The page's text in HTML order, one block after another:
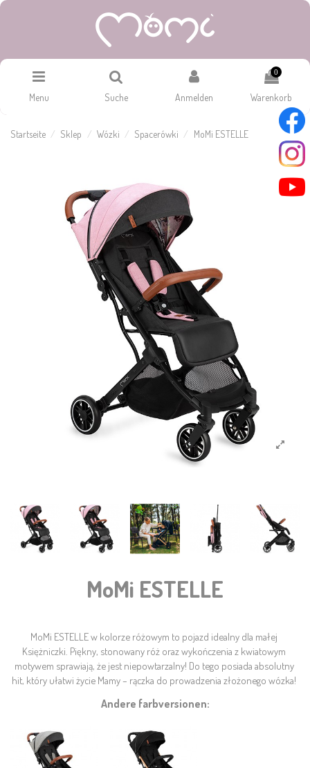
Menu Suche Anmelden
0
Warenkorb
Startseite Sklep Wózki Spacerówki MoMi ESTELLE
MoMi ESTELLE
MoMi ESTELLE w kolorze różowym to pojazd idealny dla małej
Księżniczki. Piękny, stonowany róż oraz wykończenia z kwiatowym
motywem sprawiają, że jest niepowtarzalny! Do tego posiada absolutny
hit, który ułatwi życie Mamy – rączka do prowadzenia złożonego wózka!
Andere farbversionen: